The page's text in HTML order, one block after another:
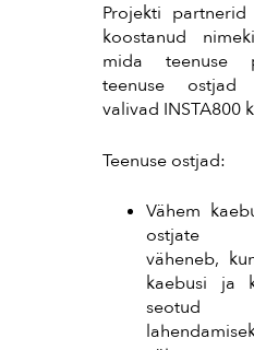
Projekti
koostanud
mida teenuse
teenuse ostjad
valivad INSTA800
Teenuse ostjad:
Vähem
ostjate
väheneb,
kaebusi ja
seotud